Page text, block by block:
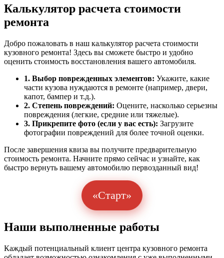
Калькулятор расчета стоимости
ремонта
Добро пожаловать в наш калькулятор расчета стоимости
кузовного ремонта! Здесь вы сможете быстро и удобно
оценить стоимость восстановления вашего автомобиля.
1. Выбор поврежденных элементов: Укажите, какие
части кузова нуждаются в ремонте (например, двери,
капот, бампер и т.д.).
2. Степень повреждений: Оцените, насколько серьезны
повреждения (легкие, средние или тяжелые).
3. Прикрепите фото (если у вас есть): Загрузите
фотографии повреждений для более точной оценки.
После завершения квиза вы получите предварительную
стоимость ремонта. Начните прямо сейчас и узнайте, как
быстро вернуть вашему автомобилю первозданный вид!
«Старт»
Наши выполненные работы
Каждый потенциальный клиент центра кузовного ремонта